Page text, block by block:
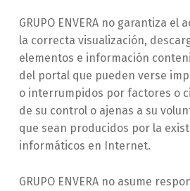
GRUPO ENVERA no garantiza el
la correcta visualización,
elementos e información
del portal que pueden verse
o interrumpidos por factores o
de su control o ajenas a su
que sean producidos por la
informáticos en Internet.
GRUPO ENVERA no asume